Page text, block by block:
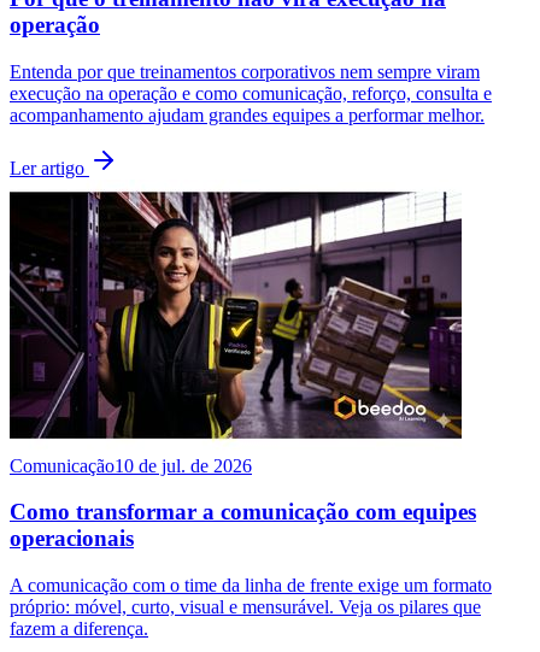
operação
Entenda por que treinamentos corporativos nem sempre viram
execução na operação e como comunicação, reforço, consulta e
acompanhamento ajudam grandes equipes a performar melhor.
Ler artigo
Comunicação10 de jul. de 2026
Como transformar a comunicação com equipes
operacionais
A comunicação com o time da linha de frente exige um formato
próprio: móvel, curto, visual e mensurável. Veja os pilares que
fazem a diferença.